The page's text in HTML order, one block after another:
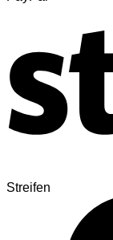
Streifen